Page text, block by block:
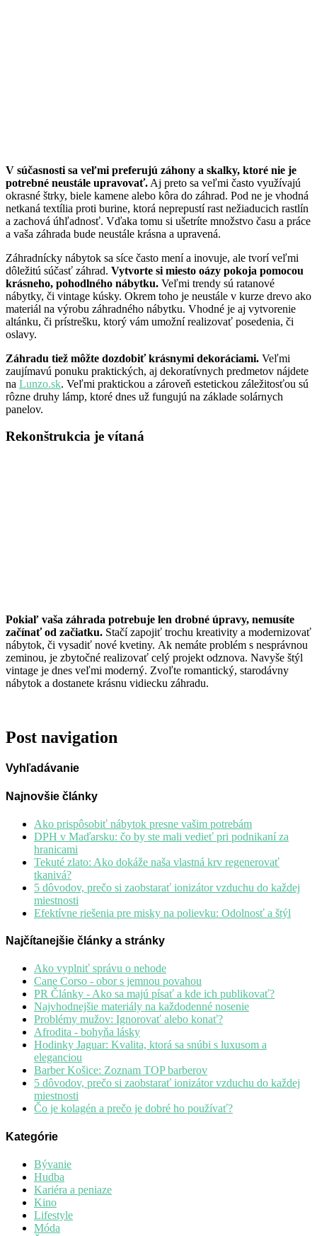
V súčasnosti sa veľmi preferujú záhony a skalky, ktoré nie je
potrebné neustále upravovať. Aj preto sa veľmi často využívajú
okrasné štrky, biele kamene alebo kôra do záhrad. Pod ne je vhodná
netkaná textília proti burine, ktorá neprepustí rast nežiaducich rastlín
a zachová úhľadnosť. Vďaka tomu si ušetríte množstvo času a práce
a vaša záhrada bude neustále krásna a upravená.
Záhradnícky nábytok sa síce často mení a inovuje, ale tvorí veľmi
dôležitú súčasť záhrad. Vytvorte si miesto oázy pokoja pomocou
krásneho, pohodlného nábytku. Veľmi trendy sú ratanové
nábytky, či vintage kúsky. Okrem toho je neustále v kurze drevo ako
materiál na výrobu záhradného nábytku. Vhodné je aj vytvorenie
altánku, či prístrešku, ktorý vám umožní realizovať posedenia, či
oslavy.
Záhradu tiež môžte dozdobiť krásnymi dekoráciami. Veľmi
zaujímavú ponuku praktických, aj dekoratívnych predmetov nájdete
na Lunzo.sk. Veľmi praktickou a zároveň estetickou záležitosťou sú
rôzne druhy lámp, ktoré dnes už fungujú na základe solárnych
panelov.
Rekonštrukcia je vítaná
Pokiaľ vaša záhrada potrebuje len drobné úpravy, nemusíte
začínať od začiatku. Stačí zapojiť trochu kreativity a modernizovať
nábytok, či vysadiť nové kvetiny. Ak nemáte problém s nesprávnou
zeminou, je zbytočné realizovať celý projekt odznova. Navyše štýl
vintage je dnes veľmi moderný. Zvoľte romantický, starodávny
nábytok a dostanete krásnu vidiecku záhradu.
Post navigation
Vyhľadávanie
Najnovšie články
Ako prispôsobiť nábytok presne vašim potrebám
DPH v Maďarsku: čo by ste mali vedieť pri podnikaní za
hranicami
Tekuté zlato: Ako dokáže naša vlastná krv regenerovať
tkanivá?
5 dôvodov, prečo si zaobstarať ionizátor vzduchu do každej
miestnosti
Efektívne riešenia pre misky na polievku: Odolnosť a štýl
Najčítanejšie články a stránky
Ako vyplniť správu o nehode
Cane Corso - obor s jemnou povahou
PR Články - Ako sa majú písať a kde ich publikovať?
Najvhodnejšie materiály na každodenné nosenie
Problémy mužov: Ignorovať alebo konať?
Afrodita - bohyňa lásky
Hodinky Jaguar: Kvalita, ktorá sa snúbi s luxusom a
eleganciou
Barber Košice: Zoznam TOP barberov
5 dôvodov, prečo si zaobstarať ionizátor vzduchu do každej
miestnosti
Čo je kolagén a prečo je dobré ho používať?
Kategórie
Bývanie
Hudba
Kariéra a peniaze
Kino
Lifestyle
Móda